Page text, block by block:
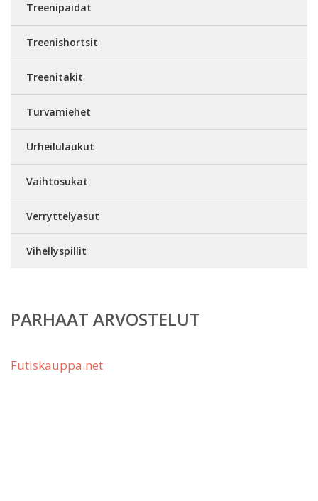
Treenipaidat
Treenishortsit
Treenitakit
Turvamiehet
Urheilulaukut
Vaihtosukat
Verryttelyasut
Vihellyspillit
PARHAAT ARVOSTELUT
Futiskauppa.net